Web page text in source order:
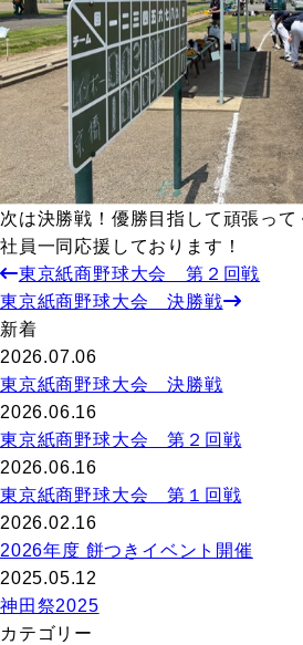
次は決勝戦！優勝目指して頑張って
社員一同応援しております！
東京紙商野球大会 第２回戦
東京紙商野球大会 決勝戦
新着
2026.07.06
東京紙商野球大会 決勝戦
2026.06.16
東京紙商野球大会 第２回戦
2026.06.16
東京紙商野球大会 第１回戦
2026.02.16
2026年度 餅つきイベント開催
2025.05.12
神田祭2025
カテゴリー